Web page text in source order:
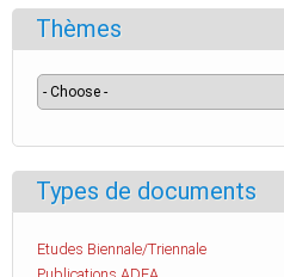
Thèmes
Types de documents
Etudes Biennale/Triennale